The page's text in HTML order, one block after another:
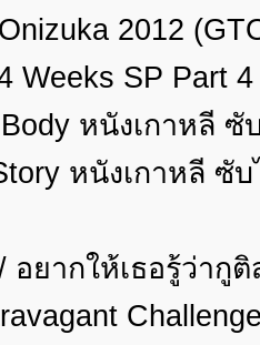
2012
Weeks SP
หนังเกาหลี
หนังเกาหลี ซั
อยากให้เธอรู้ว่ากู